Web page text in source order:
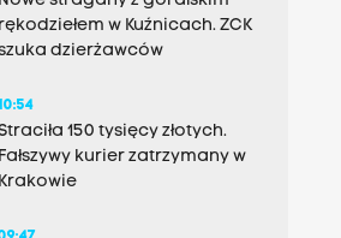
rękodziełem w Kuźnicach. ZCK
dzierżawców
150 tysięcy złotych.
Fałszywy kurier zatrzymany w
Krakowie